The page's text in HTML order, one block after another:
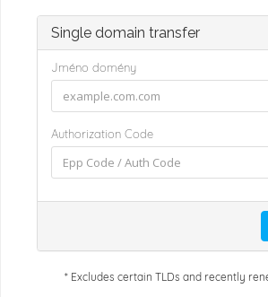
Single domain transfer
Jméno domény
Authorization Code
* Excludes certain TLDs and recently